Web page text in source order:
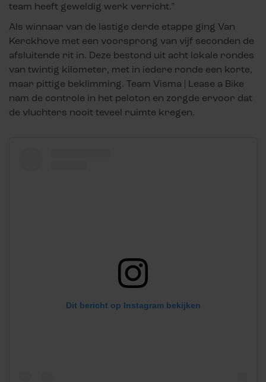
team heeft geweldig werk verricht.”
Als winnaar van de lastige derde etappe ging Van
Kerckhove met een voorsprong van vijf seconden de
afsluitende rit in. Deze bestond uit acht lokale rondes
van twintig kilometer, met in iedere ronde een korte,
maar pittige beklimming. Team Visma | Lease a Bike
nam de controle in het peloton en zorgde ervoor dat
de vluchters nooit teveel ruimte kregen.
Dit bericht op Instagram bekijken